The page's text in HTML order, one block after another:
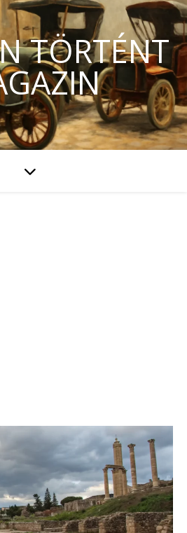
TÖRTÉNT